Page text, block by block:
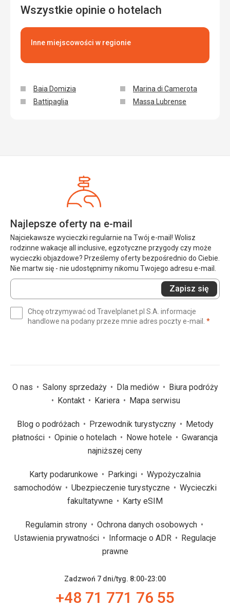
Wszystkie opinie o hotelach
Inne miejscowości w regionie
Baia Domizia
Battipaglia
Marina di Camerota
Massa Lubrense
Najlepsze oferty na e-mail
Najciekawsze wycieczki regularnie na Twój e-mail! Wolisz
rodzinne wakacje all inclusive, egzotyczne przygody czy może
wycieczki objazdowe? Prześlemy oferty bezpośrednio do Ciebie.
Nie martw się - nie udostępnimy nikomu Twojego adresu e-mail.
Wprowadź
swój
(wymagane)
Zapisz się
Chcę otrzymywać od Travelplanet.pl S.A. informacje
handlowe na podany przeze mnie adres poczty e-mail. *
O nas Salony sprzedaży Dla mediów
Biura podróży
Kontakt
Kariera Mapa serwisu
Blog o podróżach Przewodnik turystyczny
Metody
płatności
Opinie o hotelach Nowe hotele
Gwarancja
najniższej ceny
Karty podarunkowe Parkingi
Wypożyczalnia
samochodów
Ubezpieczenie turystyczne
Wycieczki
fakultatywne
Karty eSIM
Regulamin strony
Ochrona danych osobowych
Ustawienia prywatności
Informacje o ADR
Regulacje
prawne
Zadzwoń 7 dni/tyg. 8:00-23:00
+48 71 771 76 55